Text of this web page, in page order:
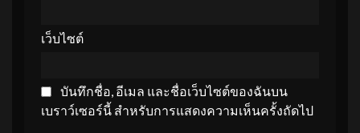
เว็บไซต์
บันทึกชื่อ, อีเมล และชื่อเว็บไซต์ของฉันบน
เบราว์เซอร์นี้ สำหรับการแสดงความเห็นครั้งถัดไป